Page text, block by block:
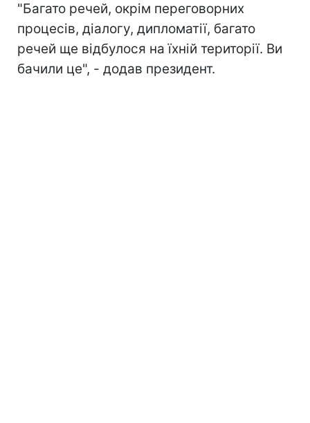
"Багато речей, окрім переговорних
процесів, діалогу, дипломатії, багато
речей ще відбулося на їхній території. Ви
бачили це", - додав президент.